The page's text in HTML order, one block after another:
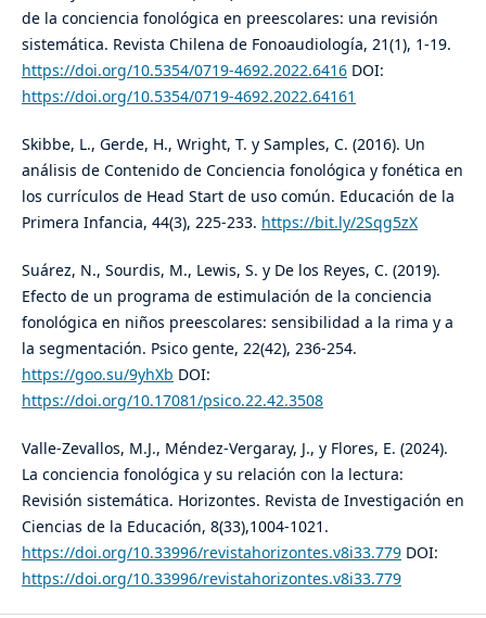
de la conciencia fonológica en preescolares: una revisión
sistemática. Revista Chilena de Fonoaudiología, 21(1), 1-19.
https://doi.org/10.5354/0719-4692.2022.6416DOI:
https://doi.org/10.5354/0719-4692.2022.64161
Skibbe, L., Gerde, H., Wright, T. y Samples, C. (2016). Un
análisis de Contenido de Conciencia fonológica y fonética en
los currículos de Head Start de uso común. Educación de la
Primera Infancia, 44(3), 225-233. https://bit.ly/2Sqg5zX
Suárez, N., Sourdis, M., Lewis, S. y De los Reyes, C. (2019).
Efecto de un programa de estimulación de la conciencia
fonológica en niños preescolares: sensibilidad a la rima y a
la segmentación. Psico gente, 22(42), 236-254.
https://goo.su/9yhXb DOI:
https://doi.org/10.17081/psico.22.42.3508
Valle-Zevallos, M.J., Méndez-Vergaray, J., y Flores, E. (2024).
La conciencia fonológica y su relación con la lectura:
Revisión sistemática. Horizontes. Revista de Investigación en
Ciencias de la Educación, 8(33),1004-1021.
https://doi.org/10.33996/revistahorizontes.v8i33.779DOI:
https://doi.org/10.33996/revistahorizontes.v8i33.779